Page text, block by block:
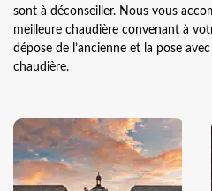
sont à déconseiller. Nous vous
meilleure chaudière convenant à
dépose de l’ancienne et la pose
chaudière.